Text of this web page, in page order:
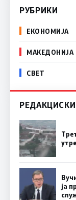
РУБРИКИ
ЕКОНОМИЈА
МАКЕДОНИЈА
СВЕТ
ја